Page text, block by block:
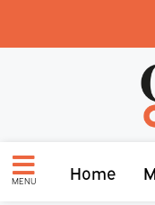
MENU Home